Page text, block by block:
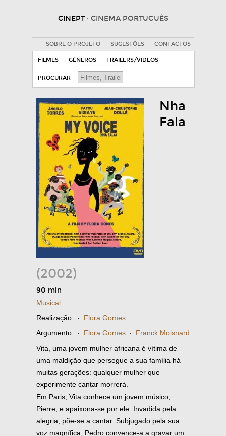
CINEPT · CINEMA PORTUGUÊS
SOBRE O PROJETO SUGESTÕES CONTACTOS
FILMES GÉNEROS TRAILERS/VIDEOS
PROCURAR
Nha
Fala
(2002)
90 min
Musical
Realização: · Flora Gomes
Argumento: · Flora Gomes · Franck Moisnard
Vita, uma jovem mulher africana é vítima de
uma maldição que persegue a sua família há
muitas gerações: qualquer mulher que
experimente cantar morrerá.
Em Paris, Vita conhece um jovem músico,
Pierre, e apaixona-se por ele. Invadida pela
alegria, põe-se a cantar. Subjugado pela sua
voz magnífica, Pedro convence-a a gravar um